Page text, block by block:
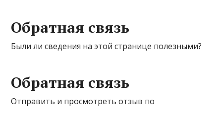
Обратная связь
Были ли сведения на этой странице полезными?
Обратная связь
Отправить и просмотреть отзыв по